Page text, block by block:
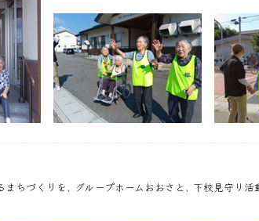
ちづくりを, グループホームおおさと, 下校見守り活